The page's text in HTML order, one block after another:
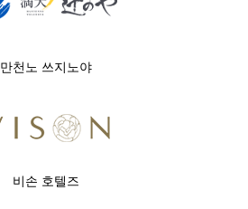
만천노 쓰지노야
비손 호텔즈